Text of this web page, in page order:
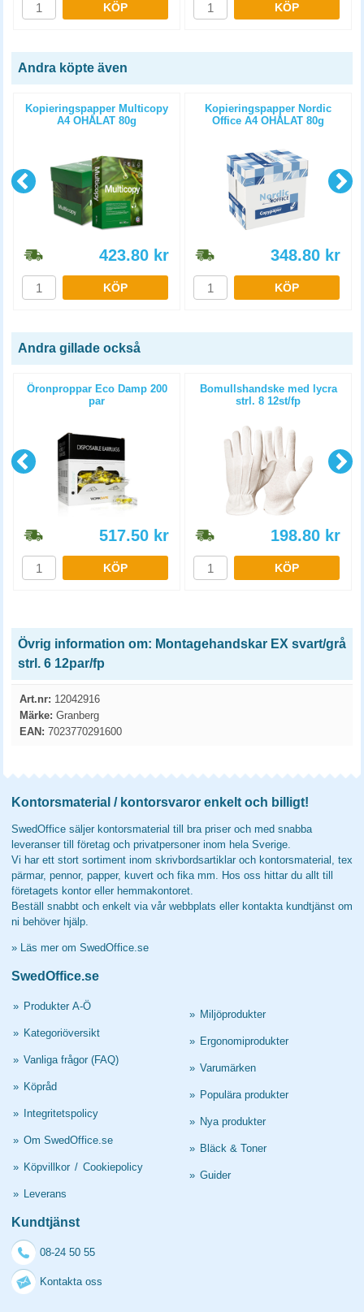
KÖP KÖP
Andra köpte även
Kopieringspapper Multicopy
A4 OHÅLAT 80g
423.80 kr
KÖP
Kopieringspapper Nordic
Office A4 OHÅLAT 80g
348.80 kr
KÖP
Andra gillade också
Öronproppar Eco Damp 200
par
517.50 kr
KÖP
Bomullshandske med lycra
strl. 8 12st/fp
198.80 kr
KÖP
Övrig information om: Montagehandskar EX svart/grå
strl. 6 12par/fp
Art.nr: 12042916
Märke: Granberg
EAN: 7023770291600
Kontorsmaterial / kontorsvaror enkelt och billigt!
SwedOffice säljer kontorsmaterial till bra priser och med snabba
leveranser till företag och privatpersoner inom hela Sverige.
Vi har ett stort sortiment inom skrivbordsartiklar och kontorsmaterial, tex
pärmar, pennor, papper, kuvert och fika mm. Hos oss hittar du allt till
företagets kontor eller hemmakontoret.
Beställ snabbt och enkelt via vår webbplats eller kontakta kundtjänst om
ni behöver hjälp.
» Läs mer om SwedOffice.se
SwedOffice.se
» Produkter A-Ö
» Kategoriöversikt
» Vanliga frågor (FAQ)
» Köpråd
» Integritetspolicy
» Om SwedOffice.se
» Köpvillkor / Cookiepolicy
» Leverans
» Miljöprodukter
» Ergonomiprodukter
» Varumärken
» Populära produkter
» Nya produkter
» Bläck & Toner
» Guider
Kundtjänst
08-24 50 55
Kontakta oss